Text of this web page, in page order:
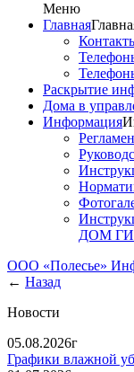
Меню
Главная
Раскрытие
Дома в
Информация
ДОМ
ООО «Полесье»
← Назад
Новости
05.08.2026г
Графики влажной